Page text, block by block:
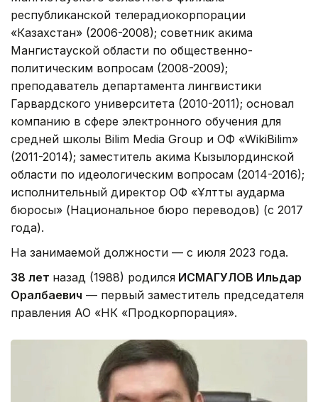
республиканской телерадиокорпорации
«Казахстан» (2006-2008); советник акима
Мангистауской области по общественно-
политическим вопросам (2008-2009);
преподаватель департамента лингвистики
Гарвардского университета (2010-2011); основал
компанию в сфере электронного обучения для
средней школы Bilim Media Group и ОФ «WikiBilim»
(2011-2014); заместитель акима Кызылординской
области по идеологическим вопросам (2014-2016);
исполнительный директор ОФ «Ұлттық аударма
бюросы» (Национальное бюро переводов) (с 2017
года).
На занимаемой должности — с июля 2023 года.
38 лет назад (1988) родился ИСМАГУЛОВ Ильдар
Оралбаевич — первый заместитель председателя
правления АО «НК «Продкорпорация».